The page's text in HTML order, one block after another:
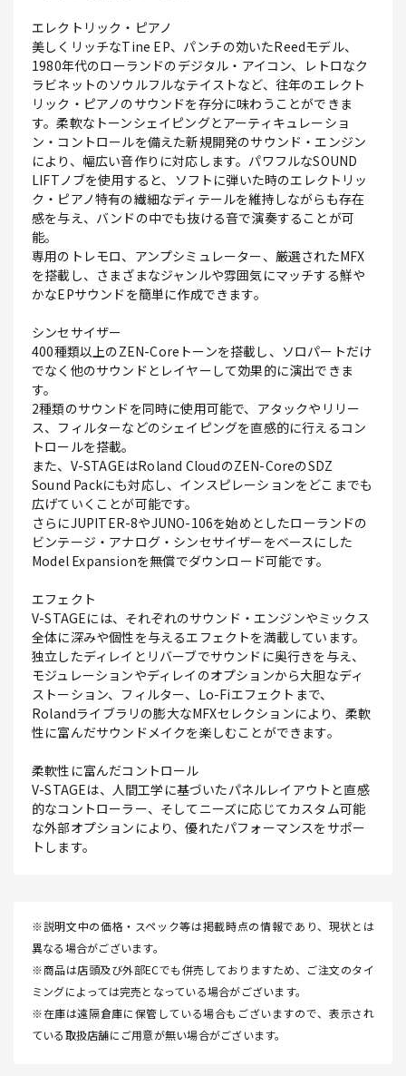
エレクトリック・ピアノ
美しくリッチなTine EP、パンチの効いたReedモデル、
1980年代のローランドのデジタル・アイコン、レトロなク
ラビネットのソウルフルなテイストなど、往年のエレクト
リック・ピアノのサウンドを存分に味わうことができま
す。柔軟なトーンシェイピングとアーティキュレーショ
ン・コントロールを備えた新規開発のサウンド・エンジン
により、幅広い音作りに対応します。パワフルなSOUND
LIFTノブを使用すると、ソフトに弾いた時のエレクトリッ
ク・ピアノ特有の繊細なディテールを維持しながらも存在
感を与え、バンドの中でも抜ける音で演奏することが可
能。
専用のトレモロ、アンプシミュレーター、厳選されたMFX
を搭載し、さまざまなジャンルや雰囲気にマッチする鮮や
かなEPサウンドを簡単に作成できます。
シンセサイザー
400種類以上のZEN-Coreトーンを搭載し、ソロパートだけ
でなく他のサウンドとレイヤーして効果的に演出できま
す。
2種類のサウンドを同時に使用可能で、アタックやリリー
ス、フィルターなどのシェイピングを直感的に行えるコン
トロールを搭載。
また、V-STAGEはRoland CloudのZEN-CoreのSDZ
Sound Packにも対応し、インスピレーションをどこまでも
広げていくことが可能です。
さらにJUPITER-8やJUNO-106を始めとしたローランドの
ビンテージ・アナログ・シンセサイザーをベースにした
Model Expansionを無償でダウンロード可能です。
エフェクト
V-STAGEには、それぞれのサウンド・エンジンやミックス
全体に深みや個性を与えるエフェクトを満載しています。
独立したディレイとリバーブでサウンドに奥行きを与え、
モジュレーションやディレイのオプションから大胆なディ
ストーション、フィルター、Lo-Fiエフェクトまで、
Rolandライブラリの膨大なMFXセレクションにより、柔軟
性に富んだサウンドメイクを楽しむことができます。
柔軟性に富んだコントロール
V-STAGEは、人間工学に基づいたパネルレイアウトと直感
的なコントローラー、そしてニーズに応じてカスタム可能
な外部オプションにより、優れたパフォーマンスをサポー
トします。
※説明文中の価格・スペック等は掲載時点の情報であり、現状とは
異なる場合がございます。
※商品は店頭及び外部ECでも併売しておりますため、ご注文のタイ
ミングによっては完売となっている場合がございます。
※在庫は遠隔倉庫に保管している場合もございますので、表示され
ている取扱店舗にご用意が無い場合がございます。